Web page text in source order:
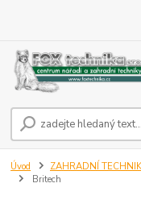
Úvod ZAHRADNÍ
Britech